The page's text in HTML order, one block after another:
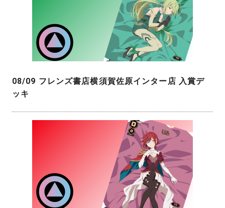
08/09 フレンズ書店横須賀佐原インター店 入賞デ
ッキ